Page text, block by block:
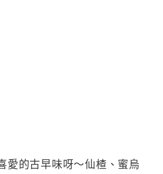
愛的古早味呀～仙楂、蜜烏